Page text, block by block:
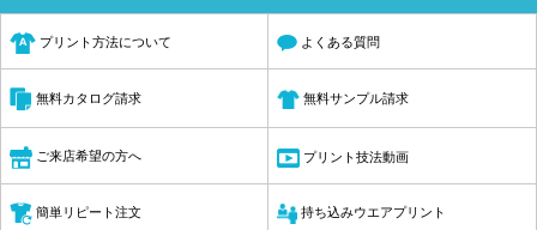
プリント方法について よくある質問
無料カタログ請求 無料サンプル請求
ご来店希望の方へ プリント技法動画
簡単リピート注文 持ち込みウエアプリント